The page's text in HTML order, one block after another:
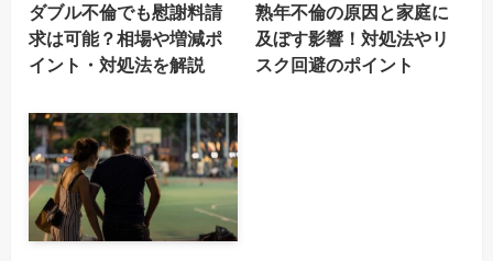
ダブル不倫でも慰謝料請
求は可能？相場や増減ポ
イント・対処法を解説
熟年不倫の原因と家庭に
及ぼす影響！対処法やリ
スク回避のポイント